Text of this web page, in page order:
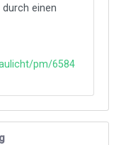
einen
pm/6584